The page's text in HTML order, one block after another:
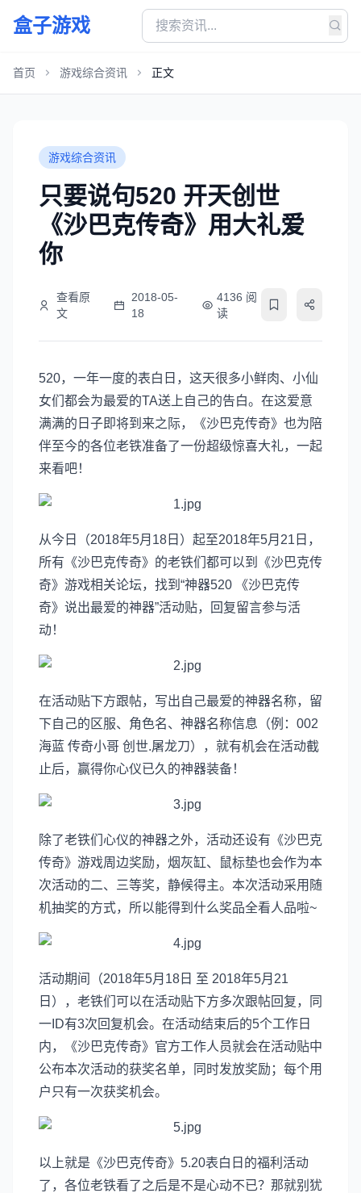
盒子游戏
首页 游戏综合资讯 正文
游戏综合资讯
只要说句520 开天创世
《沙巴克传奇》用大礼爱
你
查看原
文
2018-05-
18
4136 阅
读
520，一年一度的表白日，这天很多小鲜肉、小仙
女们都会为最爱的TA送上自己的告白。在这爱意
满满的日子即将到来之际，《沙巴克传奇》也为陪
伴至今的各位老铁准备了一份超级惊喜大礼，一起
来看吧！
从今日（2018年5月18日）起至2018年5月21日，
所有《沙巴克传奇》的老铁们都可以到《沙巴克传
奇》游戏相关论坛，找到“神器520 《沙巴克传
奇》说出最爱的神器”活动贴，回复留言参与活
动！
在活动贴下方跟帖，写出自己最爱的神器名称，留
下自己的区服、角色名、神器名称信息（例：002
海蓝 传奇小哥 创世.屠龙刀），就有机会在活动截
止后，赢得你心仪已久的神器装备！
除了老铁们心仪的神器之外，活动还设有《沙巴克
传奇》游戏周边奖励，烟灰缸、鼠标垫也会作为本
次活动的二、三等奖，静候得主。本次活动采用随
机抽奖的方式，所以能得到什么奖品全看人品啦~
活动期间（2018年5月18日 至 2018年5月21
日），老铁们可以在活动贴下方多次跟帖回复，同
一ID有3次回复机会。在活动结束后的5个工作日
内，《沙巴克传奇》官方工作人员就会在活动贴中
公布本次活动的获奖名单，同时发放奖励；每个用
户只有一次获奖机会。
以上就是《沙巴克传奇》5.20表白日的福利活动
了，各位老铁看了之后是不是心动不已？那就别犹